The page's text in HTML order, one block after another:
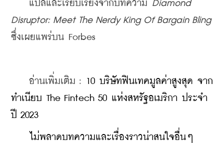
แปลและเรียบเรียงจากบทความ Diamond
Disruptor: Meet The Nerdy King Of Bargain Bling
ซึ่งเผยแพร่บน Forbes
อ่านเพิ่มเติม :
10 บริษัทฟินเทคมูลค่าสูงสุด จาก
ทำเนียบ The Fintech 50 แห่งสหรัฐอเมริกา ประจำ
ปี 2023
ไม่พลาดบทความและเรื่องราวน่าสนใจอื่นๆ